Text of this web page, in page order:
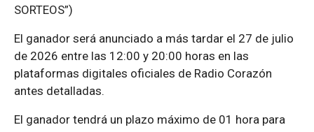
SORTEOS”)
El ganador será anunciado a más tardar el 27 de julio
de 2026 entre las 12:00 y 20:00 horas en las
plataformas digitales oficiales de Radio Corazón
antes detalladas.
El ganador tendrá un plazo máximo de 01 hora para